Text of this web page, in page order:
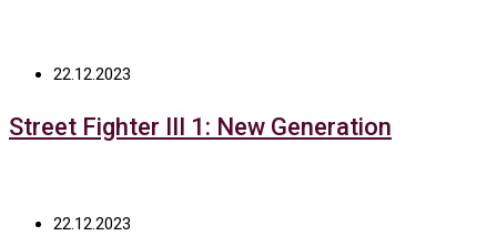
22.12.2023
Street Fighter III 1: New Generation
22.12.2023